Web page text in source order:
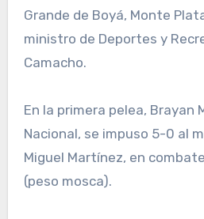
Grande de Boyá, Monte
ministro de Deportes y
Camacho.
En la primera pelea, Brayan
Nacional, se impuso 5-0 al
Miguel Martínez, en
(peso mosca).